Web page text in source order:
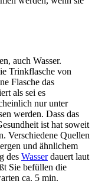
auch Wasser.
Trinkflasche von
Flasche das
als sei es
nur unter
werden. Dass das
ist hat soweit
Verschiedene Quellen
und ähnlichem
des Wasserdauert laut
Sie befüllen die
ca. 5 min.